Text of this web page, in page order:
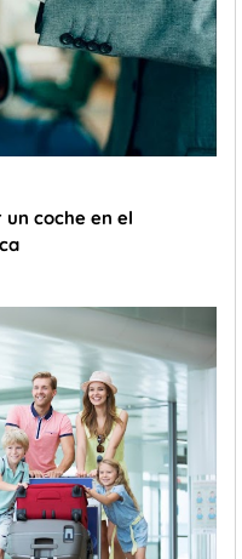
coche en el